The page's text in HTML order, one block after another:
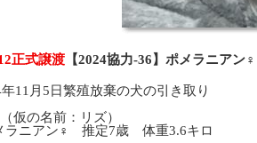
正式譲渡 【2024協力-36】ポメラニア
11月5日繁殖放棄の犬の引き取り
仮の名前：リズ）
ニアン♀ 推定7歳 体重3.6キロ